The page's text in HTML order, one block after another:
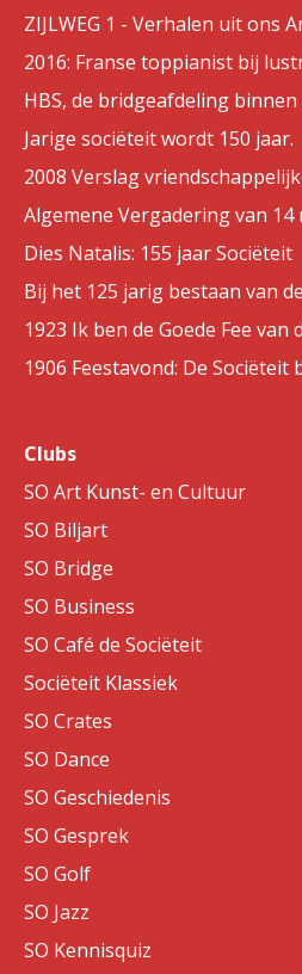
ZIJLWEG 1 - Verhalen uit ons
2016: Franse toppianist bij
HBS, de bridgeafdeling binnen
Jarige sociëteit wordt 150 jaar.
2008 Verslag
Algemene Vergadering van 14
Dies Natalis: 155 jaar Sociëteit
Bij het 125 jarig bestaan van
1923 Ik ben de Goede Fee van
1906 Feestavond: De Sociëteit
Clubs
SO Art Kunst- en Cultuur
SO Biljart
SO Bridge
SO Business
SO Café de Sociëteit
Sociëteit Klassiek
SO Crates
SO Dance
SO Geschiedenis
SO Gesprek
SO Golf
SO Jazz
SO Kennisquiz